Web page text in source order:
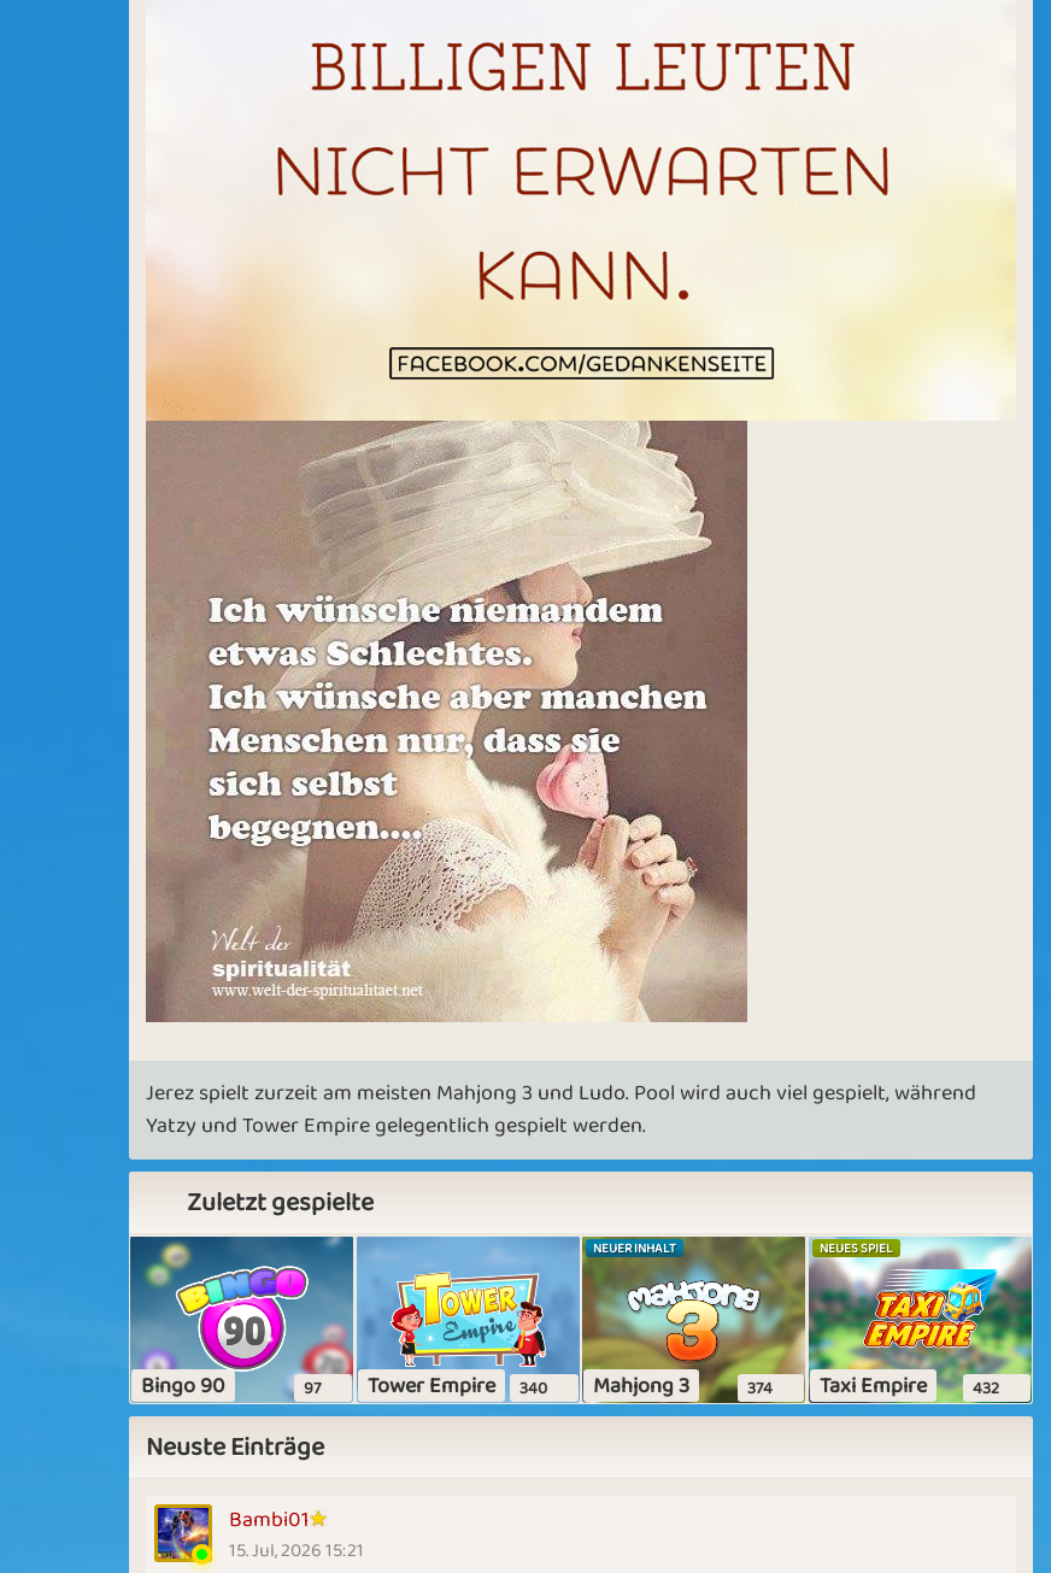
Jerez spielt zurzeit am meisten Mahjong 3 und Ludo. Pool wird auch viel gespielt, während
Yatzy und Tower Empire gelegentlich gespielt werden.
Zuletzt gespielte
Bingo 90 97 Tower Empire 340
NEUER INHALT
Mahjong 3 374
NEUES SPIEL
Taxi Empire 432
Neuste Einträge
Bambi01
15. Jul, 2026 15:21